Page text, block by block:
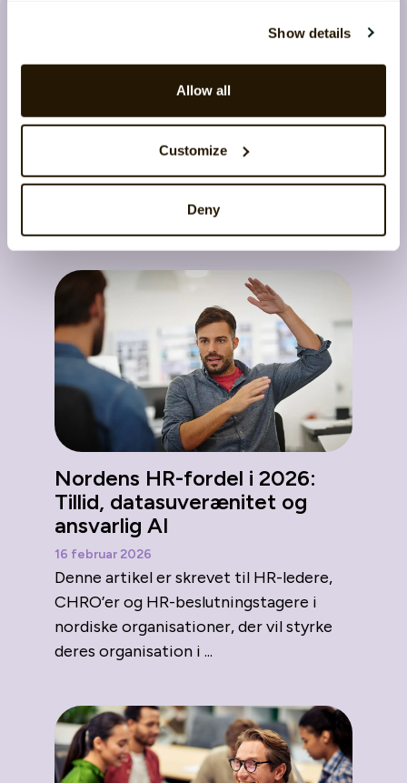
Show details
Allow all
Customize
Deny
Seneste nyt fra CatalystOne-
bloggen
Hold dig opdateret med de seneste nyheder fra
Nordens HR-fordel i 2026:
Tillid, datasuverænitet og
ansvarlig AI
16 februar 2026
Denne artikel er skrevet til HR-ledere,
CHRO’er og HR-beslutningstagere i
nordiske organisationer, der vil styrke
deres organisation i ...